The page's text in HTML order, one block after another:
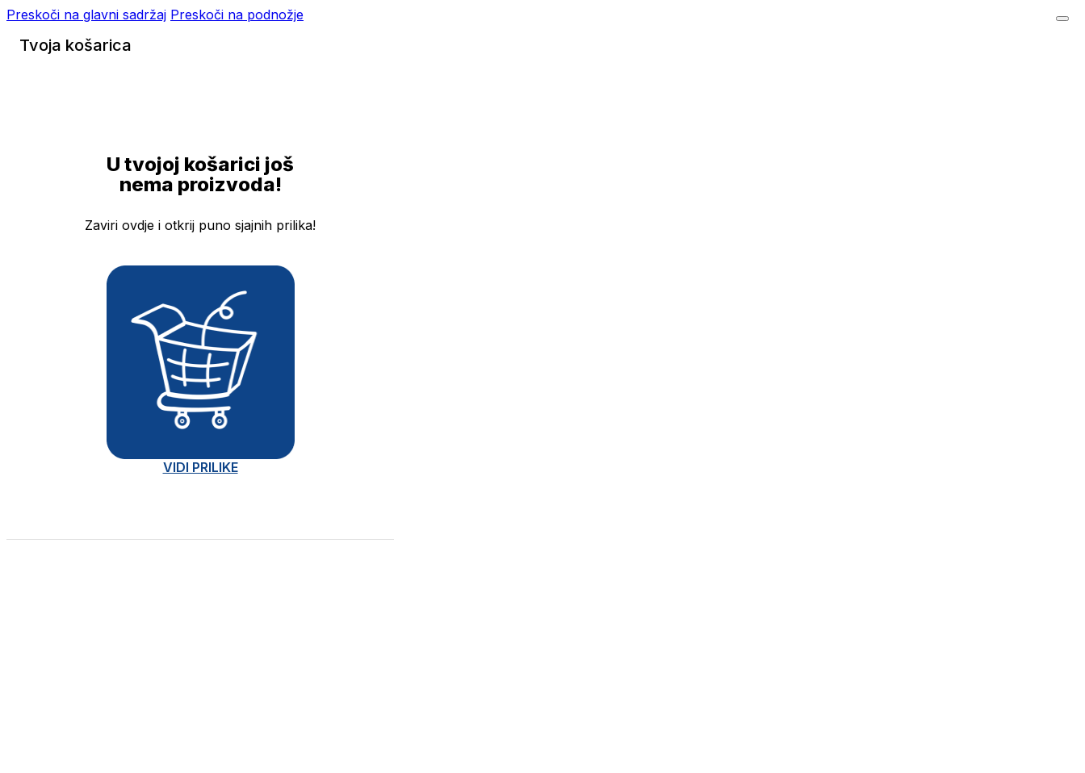
Preskoči na glavni sadržaj Preskoči na podnožje
Tvoja košarica
U tvojoj košarici još
nema proizvoda!
Zaviri ovdje i otkrij puno sjajnih prilika!
VIDI PRILIKE